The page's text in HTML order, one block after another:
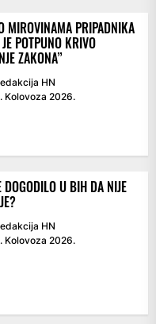
MIROVINAMA PRIPADNIKA
POTPUNO KRIVO
ZAKONA”
HN
Kolovoza 2026.
DOGODILO U BIH DA NIJE
HN
Kolovoza 2026.